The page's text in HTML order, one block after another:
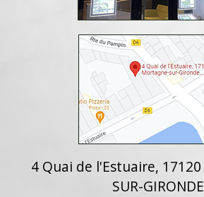
4 Quai de l'Estuaire, 17120
SUR-GIRONDE